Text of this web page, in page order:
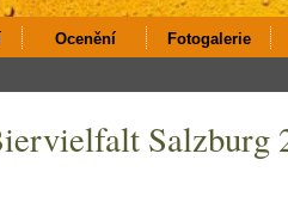
Ocenění Fotogalerie
Salzburg